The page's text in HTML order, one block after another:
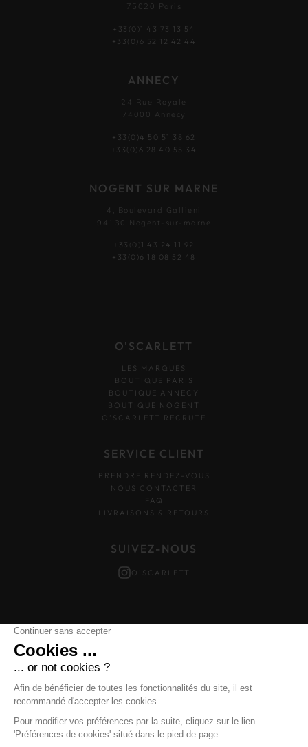
75020 Paris
+33(0)1 43 73 13 54
+33(0)6 52 12 42 44
ANNECY
24 Rue Royale
74000 Annecy
+33(0)4 50 51 38 62
+33(0)6 28 40 55 34
NOGENT SUR MARNE
4, Boulevard Gallieni
94130 Nogent-sur-marne
+33(0)1 43 24 11 92
+33(0)6 18 08 52 48
O'SCARLETT
LES MARQUES
BOUTIQUE PARIS
BOUTIQUE ANNECY
BOUTIQUE NOGENT
O’SCARLETT RECRUTE
SERVICE CLIENT
PRENDRE RENDEZ-VOUS
NOUS CONTACTER
FAQ
LIVRAISONS & RETOURS
SUIVEZ-NOUS
O'SCARLETT
Mentions légales– Données personnelles –Cookies